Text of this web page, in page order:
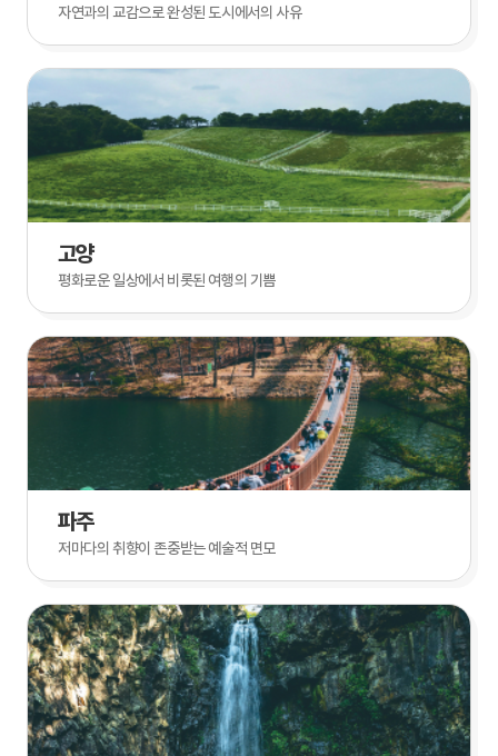
자연과의 교감으로 완성된 도시에서의 사유
고양
평화로운 일상에서 비롯된 여행의 기쁨
파주
저마다의 취향이 존중받는 예술적 면모